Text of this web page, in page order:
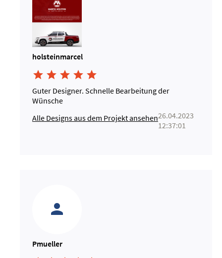
holsteinmarcel
    
Guter Designer. Schnelle Bearbeitung der
Wünsche
Alle Designs aus dem Projekt ansehen26.04.2023
12:37:01
Pmueller